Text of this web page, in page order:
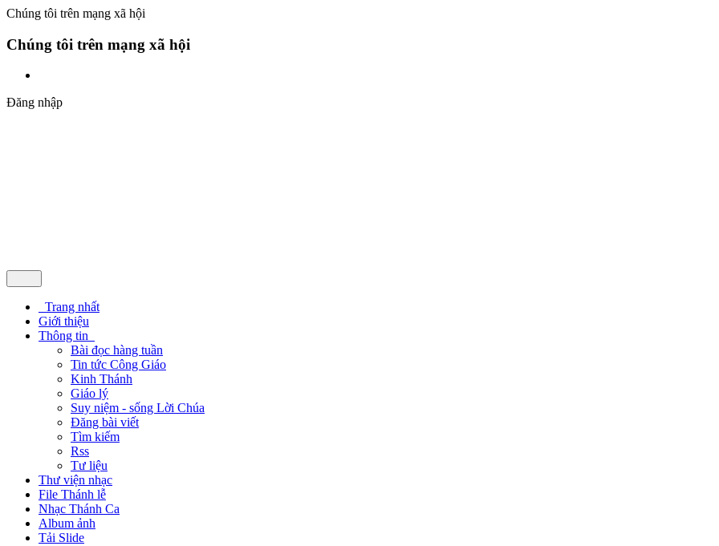
Chúng tôi trên mạng xã hội
Chúng tôi trên mạng xã hội
Đăng nhập
Trang nhất
Giới thiệu
Thông tin
Bài đọc hàng tuần
Tin tức Công Giáo
Kinh Thánh
Giáo lý
Suy niệm - sống Lời Chúa
Đăng bài viết
Tìm kiếm
Rss
Tư liệu
Thư viện nhạc
File Thánh lễ
Nhạc Thánh Ca
Album ảnh
Tải Slide